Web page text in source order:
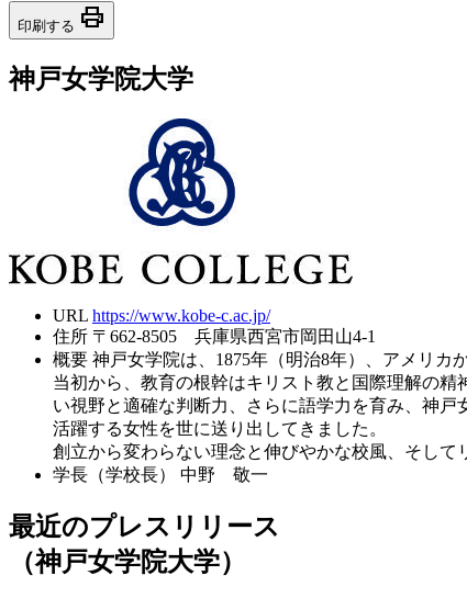
印刷する print
神戸女学院大学
URL https://www.kobe-c.ac.jp/
住所 〒662-8505 兵庫県西宮市岡田山4-1
概要 神戸女学院は、1875年（明治8年）、アメリカ
当初から、教育の根幹はキリスト教と国際理解の
い視野と適確な判断力、さらに語学力を育み、神
活躍する女性を世に送り出してきました。
創立から変わらない理念と伸びやかな校風、そして
学長（学校長）
中野 敬一
最近のプレスリリース
（神戸女学院大学）